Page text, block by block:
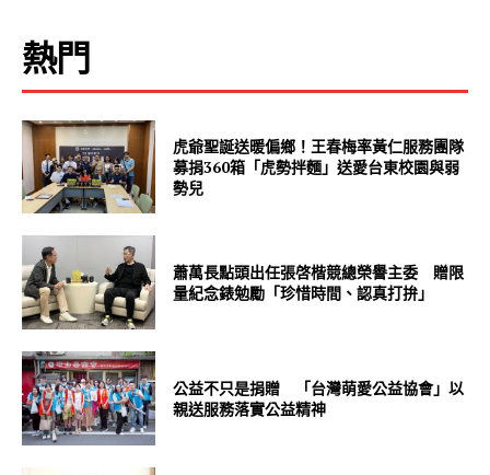
熱門
虎爺聖誕送暖偏鄉！王春梅率黃仁服務團隊
募捐360箱「虎勢拌麵」送愛台東校園與弱
勢兒
蕭萬長點頭出任張啓楷競總榮譽主委 贈限
量紀念錶勉勵「珍惜時間、認真打拚」
公益不只是捐贈 「台灣萌愛公益協會」以
親送服務落實公益精神